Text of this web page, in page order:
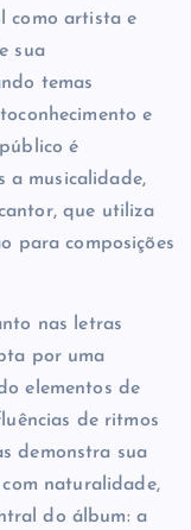
como artista e
sua
temas
e
é
a musicalidade,
que utiliza
para composições
nas letras
por uma
elementos de
de ritmos
demonstra sua
naturalidade,
do álbum: a